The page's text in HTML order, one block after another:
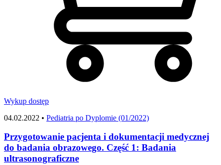
Wykup dostęp
04.02.2022 • Pediatria po Dyplomie (01/2022)
Przygotowanie pacjenta i dokumentacji medycznej
do badania obrazowego. Część 1: Badania
ultrasonograficzne